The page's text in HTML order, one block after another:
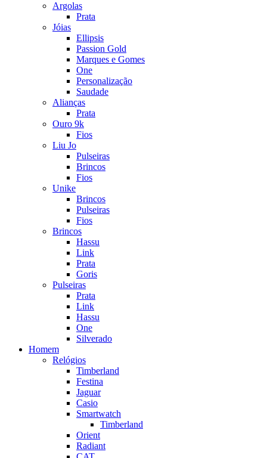
Argolas
Prata
Jóias
Ellipsis
Passion Gold
Marques e Gomes
One
Personalização
Saudade
Alianças
Prata
Ouro 9k
Fios
Liu Jo
Pulseiras
Brincos
Fios
Unike
Brincos
Pulseiras
Fios
Brincos
Hassu
Link
Prata
Goris
Pulseiras
Prata
Link
Hassu
One
Silverado
Homem
Relógios
Timberland
Festina
Jaguar
Casio
Smartwatch
Timberland
Orient
Radiant